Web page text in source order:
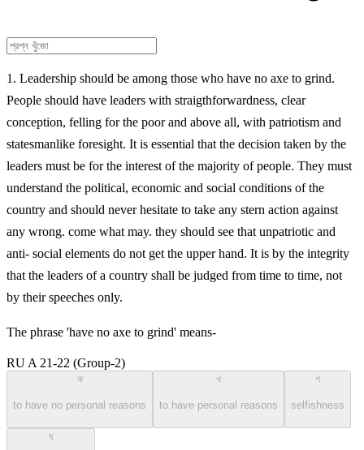
1. Leadership should be among those who have no axe to grind.
People should have leaders with straigthforwardness, clear
conception, felling for the poor and above all, with patriotism and
statesmanlike foresight. It is essential that the decision taken by the
leaders must be for the interest of the majority of people. They must
understand the political, economic and social conditions of the
country and should never hesitate to take any stern action against
any wrong. come what may. they should see that unpatriotic and
anti- social elements do not get the upper hand. It is by the integrity
that the leaders of a country shall be judged from time to time, not
by their speeches only.
The phrase 'have no axe to grind' means-
RU A 21-22 (Group-2)
ক
to have no personal reasons
খ
to have personal reasons
গ
selfishness
ঘ